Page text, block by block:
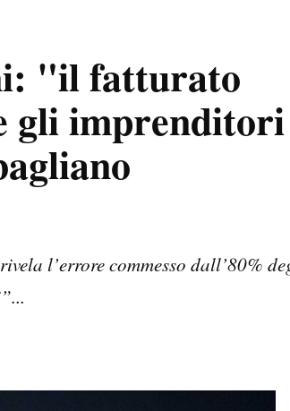
"il fatturato
gli imprenditori
l’errore commesso dall’80%